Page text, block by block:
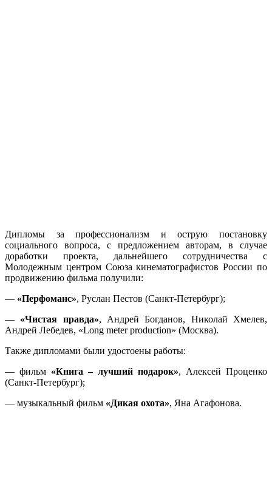
Дипломы за профессионализм и острую постановку
социального вопроса, с предложением авторам, в случае
доработки проекта, дальнейшего сотрудничества с
Молодежным центром Союза кинематографистов России по
продвижению фильма получили:
— «Перфоманс», Руслан Пестов (Санкт-Петербург);
— «Чистая правда», Андрей Богданов, Николай Хмелев,
Андрей Лебедев, «Long metеr production» (Москва).
Также дипломами были удостоены работы:
— фильм «Книга – лучший подарок», Алексей Проценко
(Санкт-Петербург);
— музыкальный фильм «Дикая охота», Яна Агафонова.